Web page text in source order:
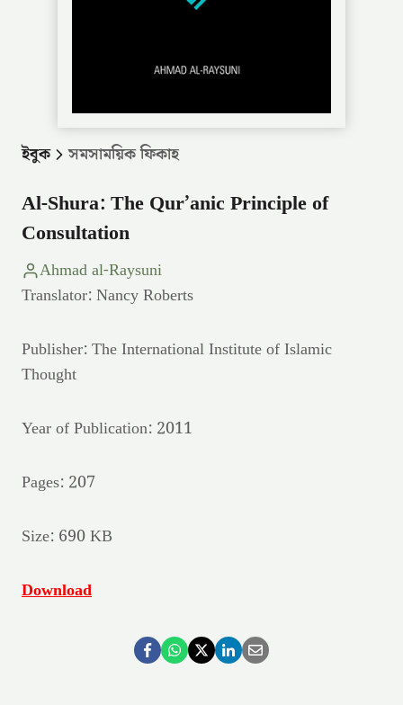
ইবুক সমসাময়িক ফিকাহ
Al-Shura: The Qur’anic Principle of
Consultation
Ahmad al-Raysuni
Translator: Nancy Roberts
Publisher: The International Institute of Islamic
Thought
Year of Publication: 2011
Pages: 207
Size: 690 KB
Download